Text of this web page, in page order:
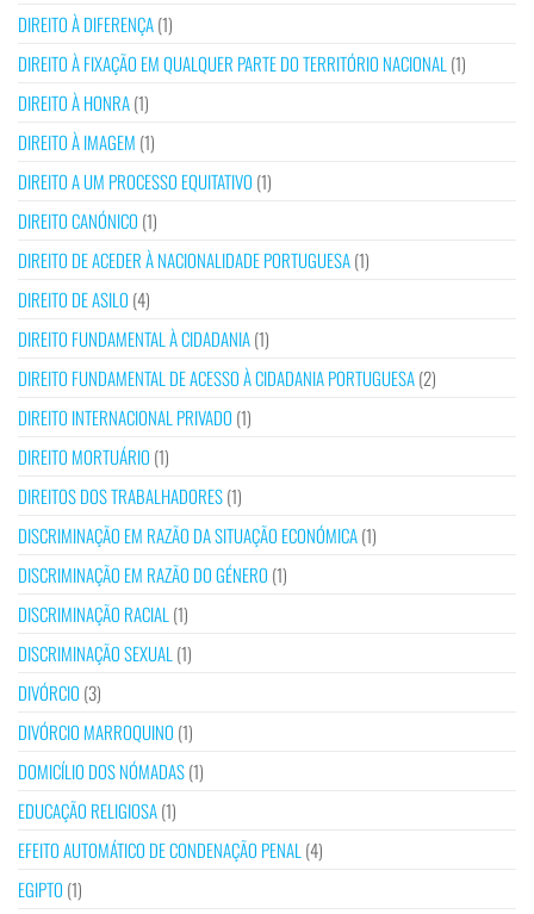
DIREITO À DIFERENÇA(1)
DIREITO À FIXAÇÃO EM QUALQUER PARTE DO TERRITÓRIO NACIONAL (1)
DIREITO À HONRA(1)
DIREITO À IMAGEM (1)
DIREITO A UM PROCESSO EQUITATIVO (1)
DIREITO CANÓNICO (1)
DIREITO DE ACEDER À NACIONALIDADE PORTUGUESA(1)
DIREITO DE ASILO (4)
DIREITO FUNDAMENTAL À CIDADANIA(1)
DIREITO FUNDAMENTAL DE ACESSO À CIDADANIA PORTUGUESA(2)
DIREITO INTERNACIONAL PRIVADO (1)
DIREITO MORTUÁRIO (1)
DIREITOS DOS TRABALHADORES(1)
DISCRIMINAÇÃO EM RAZÃO DA SITUAÇÃO ECONÓMICA(1)
DISCRIMINAÇÃO EM RAZÃO DO GÉNERO (1)
DISCRIMINAÇÃO RACIAL (1)
DISCRIMINAÇÃO SEXUAL (1)
DIVÓRCIO (3)
DIVÓRCIO MARROQUINO (1)
DOMICÍLIO DOS NÓMADAS(1)
EDUCAÇÃO RELIGIOSA(1)
EFEITO AUTOMÁTICO DE CONDENAÇÃO PENAL (4)
EGIPTO (1)